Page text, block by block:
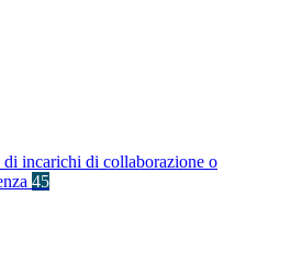
incarichi di collaborazione o
45